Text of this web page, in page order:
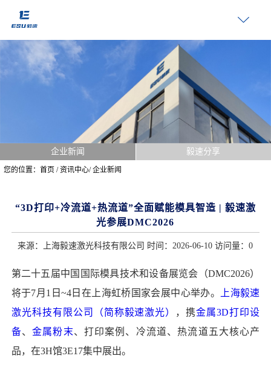
企业新闻 毅速分享
您的位置： 首页 /资讯中心/企业新闻
“3D打印+冷流道+热流道”全面赋能模具智造 | 毅速激
光参展DMC2026
来源：上海毅速激光科技有限公司 时间：2026-06-10 访问量：0
第二十五届中国国际模具技术和设备展览会（DMC2026）
将于7月1日~4日在上海虹桥国家会展中心举办。
上海毅速
激光科技有限公司（简称毅速激光） ，携金属3D打印设
备、金属粉末、打印案例、冷流道、热流道五大核心产
品，在3H馆3E17集中展出。